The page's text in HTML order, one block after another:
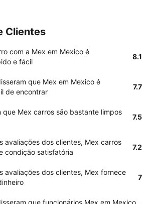
Clientes
com a Mex em Mexico é
e fácil
8.1
que Mex em Mexico é
de encontrar
7.7
que Mex carros são bastante limpos
7.5
avaliações dos clientes, Mex carros
condição satisfatória
7.2
avaliações dos clientes, Mex fornece
7
que funcionários Mex em Mexico